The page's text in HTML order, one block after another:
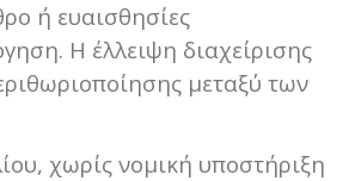
ή ευαισθησίες
Η έλλειψη διαχείρισης
μεταξύ των
χωρίς νομική υποστήριξη